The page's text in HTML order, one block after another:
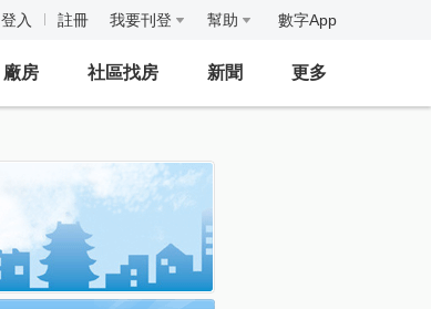
登入 註冊 我要刊登 幫助 數字App
廠房 社區找房 新聞 更多